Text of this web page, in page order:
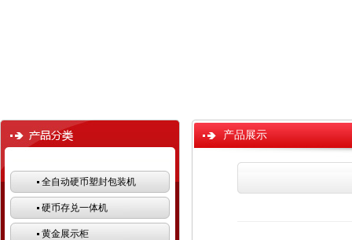
全自动硬币塑封包装机
硬币存兑一体机
黄金展示柜
产品展示